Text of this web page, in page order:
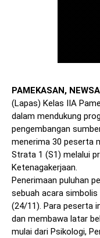
PAMEKASAN,
(Lapas) Kelas IIA
dalam mendukung
pengembangan
menerima 30 peserta
Strata 1 (S1) melalui
Ketenagakerjaan.
​Penerimaan puluhan
sebuah acara simbolis
(24/11). Para peserta
dan membawa latar
mulai dari Psikologi,